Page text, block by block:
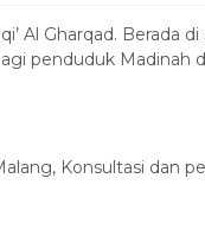
Al Gharqad. Berada
penduduk Madinah
Konsultasi dan